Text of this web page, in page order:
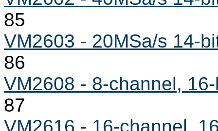
85
VM2603 - 20MSa/s 14-
86
VM2608 - 8-channel,
87
VM2616 - 16-channel,